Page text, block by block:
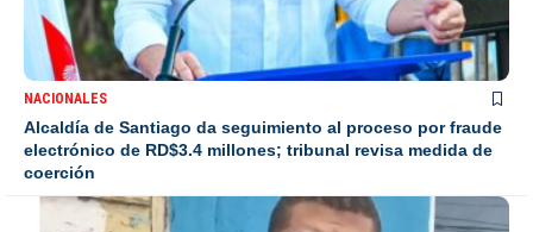
NACIONALES
Alcaldía de Santiago da seguimiento al proceso por fraude
electrónico de RD$3.4 millones; tribunal revisa medida de
coerción